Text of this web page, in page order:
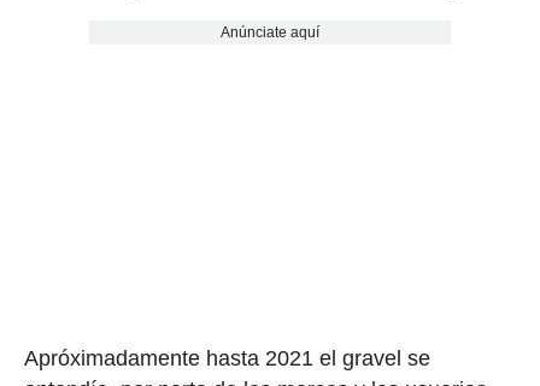
Anúnciate aquí
Apróximadamente hasta 2021 el gravel se